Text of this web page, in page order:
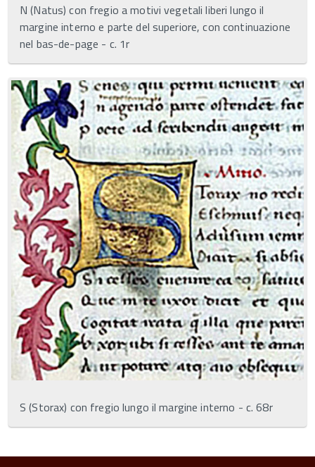
N (Natus) con fregio a motivi vegetali liberi lungo il
margine interno e parte del superiore, con continuazione
nel bas-de-page - c. 1r
S (Storax) con fregio lungo il margine interno - c. 68r